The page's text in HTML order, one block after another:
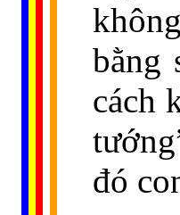
bằng
cách
đó